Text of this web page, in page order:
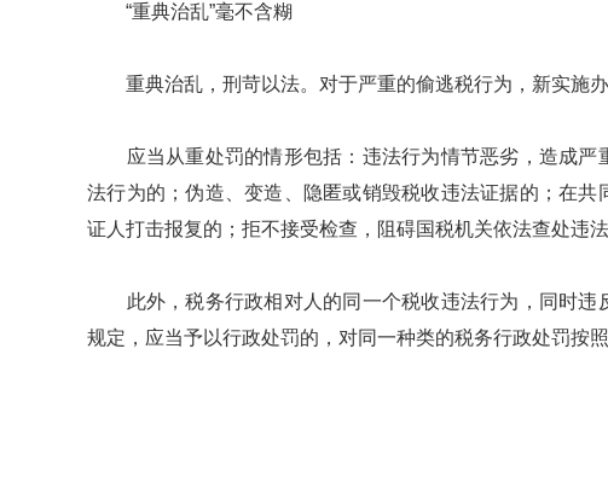
“重典治乱”毫不含糊
重典治乱，刑苛以法。对于严重的偷逃税行为，新实施办
应当从重处罚的情形包括：违法行为情节恶劣，造成严
法行为的；伪造、变造、隐匿或销毁税收违法证据的；在共
证人打击报复的；拒不接受检查，阻碍国税机关依法查处违
此外，税务行政相对人的同一个税收违法行为，同时违
规定，应当予以行政处罚的，对同一种类的税务行政处罚按照